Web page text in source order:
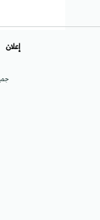
إعلان